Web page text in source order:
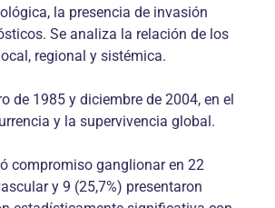
la presencia de invasión
Se analiza la relación de los
regional y sistémica.
de 1985 y diciembre de 2004, en el
y la supervivencia global.
compromiso ganglionar en 22
y 9 (25,7%) presentaron